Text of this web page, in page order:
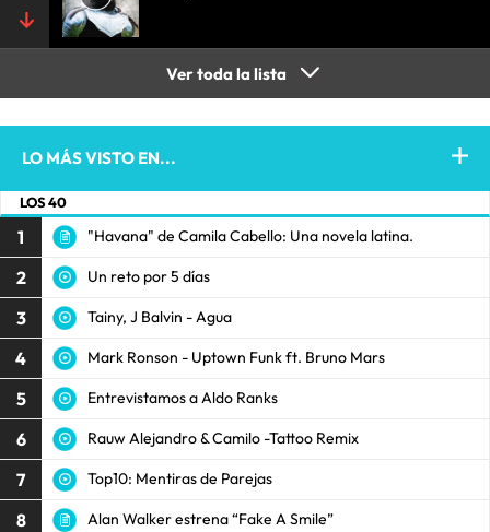
Ver toda la lista
LO MÁS VISTO EN...
LOS 40
1 "Havana" de Camila Cabello: Una novela latina.
2 Un reto por 5 días
3 Tainy, J Balvin - Agua
4 Mark Ronson - Uptown Funk ft. Bruno Mars
5 Entrevistamos a Aldo Ranks
6 Rauw Alejandro & Camilo -Tattoo Remix
7 Top10: Mentiras de Parejas
8 Alan Walker estrena “Fake A Smile”